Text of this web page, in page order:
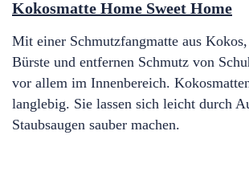
Kokosmatte Home Sweet Home
Mit einer Schmutzfangmatte aus
Bürste und entfernen Schmutz von
vor allem im Innenbereich.
langlebig. Sie lassen sich leicht durch
Staubsaugen sauber machen.